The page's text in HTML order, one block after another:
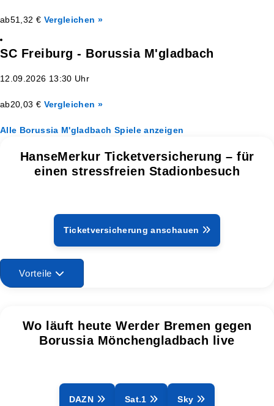
ab51,32 € Vergleichen »
SC Freiburg - Borussia M'gladbach
12.09.2026 13:30 Uhr
ab20,03 € Vergleichen »
Alle Borussia M'gladbach Spiele anzeigen
HanseMerkur Ticketversicherung – für
einen stressfreien Stadionbesuch
Ticketversicherung anschauen
Vorteile
Wo läuft heute Werder Bremen gegen
Borussia Mönchengladbach live
DAZN Sat.1 Sky